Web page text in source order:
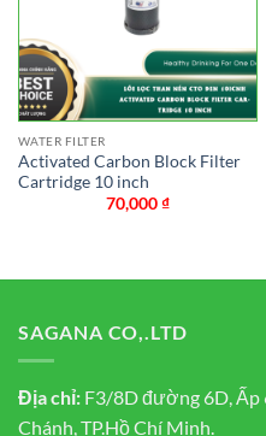
WATER FILTER
Activated Carbon Block Filter
Cartridge 10 inch
70,000₫
SAGANA CO,.LTD
Địa chỉ: F3/8D đường 6D, Ấp
Chánh, TP.Hồ Chí Minh.